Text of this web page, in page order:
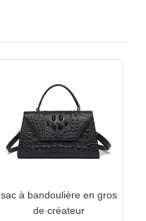
sac à bandoulière en gros
de créateur